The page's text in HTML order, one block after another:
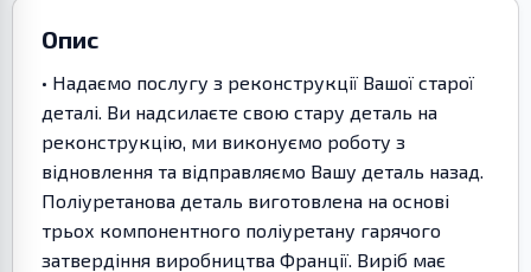
Опис
• Надаємо послугу з реконструкції Вашої старої
деталі. Ви надсилаєте свою стару деталь на
реконструкцію, ми виконуємо роботу з
відновлення та відправляємо Вашу деталь назад.
Поліуретанова деталь виготовлена на основі
трьох компонентного поліуретану гарячого
затвердіння виробництва Франції. Виріб має